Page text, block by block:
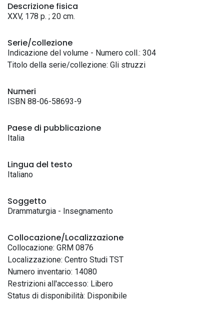
Descrizione fisica
XXV, 178 p. ; 20 cm.
Serie/collezione
Indicazione del volume - Numero coll.: 304
Titolo della serie/collezione: Gli struzzi
Numeri
ISBN 88-06-58693-9
Paese di pubblicazione
Italia
Lingua del testo
Italiano
Soggetto
Drammaturgia - Insegnamento
Collocazione/Localizzazione
Collocazione: GRM 0876
Localizzazione: Centro Studi TST
Numero inventario: 14080
Restrizioni all'accesso: Libero
Status di disponibilità: Disponibile